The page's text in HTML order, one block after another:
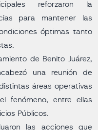
reforzaron la
para mantener las
óptimas tanto
de Benito Juárez,
una reunión de
áreas operativas
fenómeno, entre ellas
Públicos.
las acciones que